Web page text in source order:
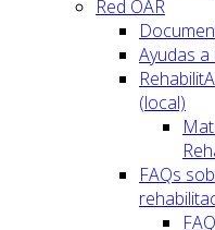
Red OAR
Ayudas
(local)
FAQs